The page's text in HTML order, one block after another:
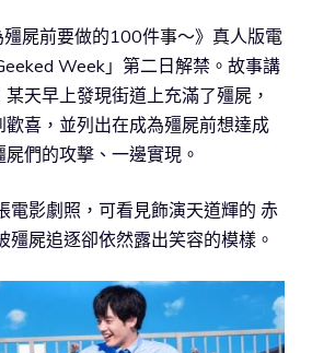
殭屍前要做的100件事～》真人版電
Week」第二日解禁。故事講
天早上發現街道上充滿了殭屍，
喜，並列出在成為殭屍前想達成
們的攻擊、一邊實現。
電影劇照，可看見飾演天道輝的 赤
殭屍追逐卻依然露出笑容的模樣。